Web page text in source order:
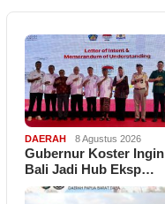
DAERAH 8 Agustus 2026
Gubernur Koster Ingin
Bali Jadi Hub Eksp…